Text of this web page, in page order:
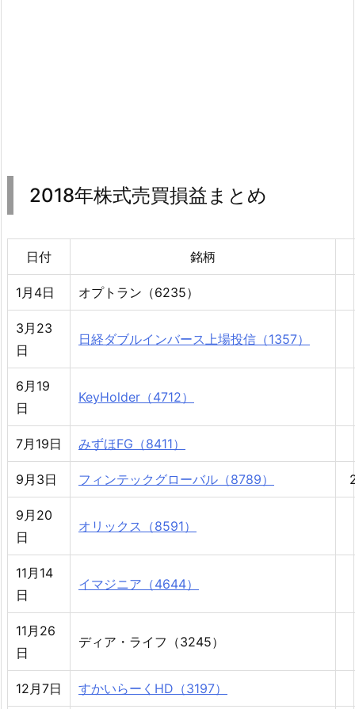
2018年株式売買損益まとめ
日付 銘柄
1月4日 オプトラン（6235）
3月23
日
日経ダブルインバース上場投信（1357）
6月19
日
KeyHolder（4712）
7月19日 みずほFG（8411）
9月3日 フィンテックグローバル（8789）
9月20
日
オリックス（8591）
11月14
日
イマジニア（4644）
11月26
日
ディア・ライフ（3245）
12月7日 すかいらーくHD（3197）